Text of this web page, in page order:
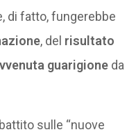
di fatto, fungerebbe
, del risultato
guarigioneda
sulle “nuove